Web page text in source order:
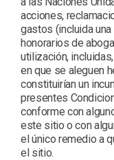
acciones,
gastos (incluida
honorarios de
utilización,
en que se aleguen
constituirían un
presentes
conforme con
este sitio o con
el único remedio a
el sitio.